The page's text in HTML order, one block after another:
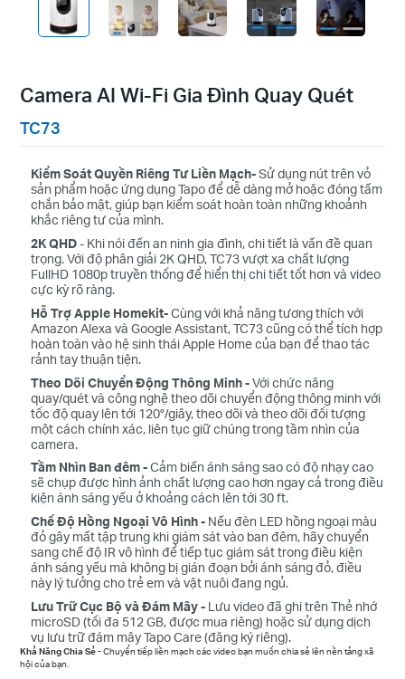
Camera AI Wi-Fi Gia Đình Quay Quét
TC73
Kiểm Soát Quyền Riêng Tư Liền Mạch-Sử dụng nút trên vỏ
sản phẩm hoặc ứng dụng Tapo để dễ dàng mở hoặc đóng tấm
chắn bảo mật, giúp bạn kiểm soát hoàn toàn những khoảnh
khắc riêng tư của mình.
2K QHD- Khi nói đến an ninh gia đình, chi tiết là vấn đề quan
trọng. Với độ phân giải 2K QHD, TC73 vượt xa chất lượng
FullHD 1080p truyền thống để hiển thị chi tiết tốt hơn và video
cực kỳ rõ ràng.
Hỗ Trợ Apple Homekit-Cùng với khả năng tương thích với
Amazon Alexa và Google Assistant, TC73 cũng có thể tích hợp
hoàn toàn vào hệ sinh thái Apple Home của bạn để thao tác
rảnh tay thuận tiện.
Theo Dõi Chuyển Động Thông Minh -Với chức năng
quay/quét và công nghệ theo dõi chuyển động thông minh với
tốc độ quay lên tới 120°/giây, theo dõi và theo dõi đối tượng
một cách chính xác, liên tục giữ chúng trong tầm nhìn của
camera.
Tầm Nhìn Ban đêm -Cảm biến ánh sáng sao có độ nhạy cao
sẽ chụp được hình ảnh chất lượng cao hơn ngay cả trong điều
kiện ánh sáng yếu ở khoảng cách lên tới 30 ft.
Chế Độ Hồng Ngoại Vô Hình - Nếu đèn LED hồng ngoại màu
đỏ gây mất tập trung khi giám sát vào ban đêm, hãy chuyển
sang chế độ IR vô hình để tiếp tục giám sát trong điều kiện
ánh sáng yếu mà không bị gián đoạn bởi ánh sáng đỏ, điều
này lý tưởng cho trẻ em và vật nuôi đang ngủ.
Lưu Trữ Cục Bộ và Đám Mây - Lưu video đã ghi trên Thẻ nhớ
microSD (tối đa 512 GB, được mua riêng) hoặc sử dụng dịch
vụ lưu trữ đám mây Tapo Care (đăng ký riêng).
Khả Năng Chia Sẻ -Chuyển tiếp liền mạch các video bạn muốn chia sẻ lên nền tảng xã
hội của bạn.